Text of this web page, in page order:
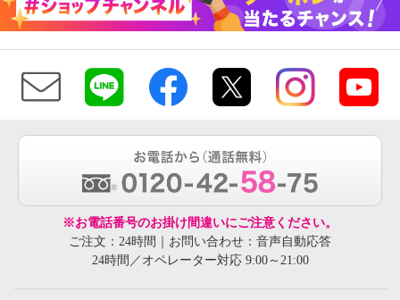
※お電話番号のお掛け間違いにご注意ください。
ご注文：24時間｜お問い合わせ：音声自動応答
24時間／オペレーター対応 9:00～21:00